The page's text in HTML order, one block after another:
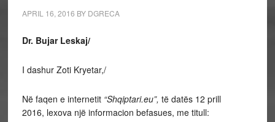
APRIL 16, 2016 BY DGRECA
Dr. Bujar Leskaj/
I dashur Zoti Kryetar,/
Në faqen e internetit “Shqiptari.eu”, të datës 12 prill
2016, lexova një informacion befasues, me titull: